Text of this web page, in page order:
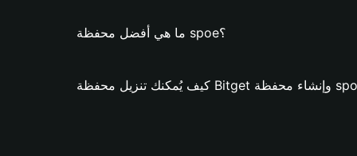
ما هي أفضل محفظة spoe؟